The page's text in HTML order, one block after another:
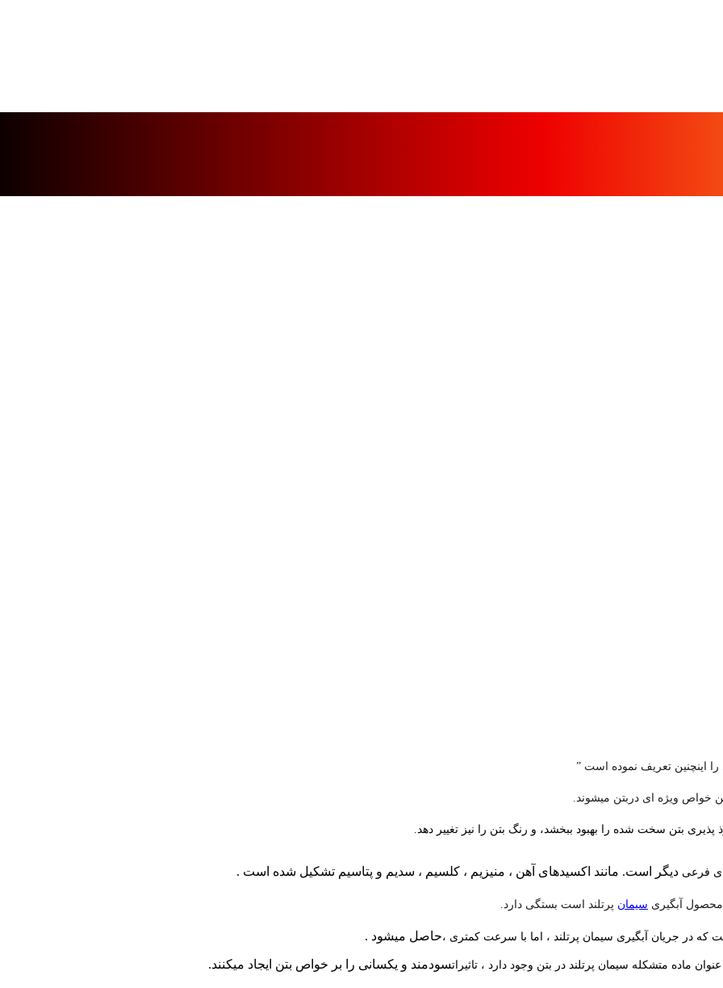
را اینچنین تعریف نموده است ”
خواص ویژه ای دربتن میشوند.
پذیری بتن سخت شده را بهبود ببخشد، و رنگ بتن را نیز تغییر دهد.
فرعی دیگر است. مانند اکسیدهای آهن ، منیزیم ، کلسیم ، سدیم و پتاسیم تشکیل شده است .
محصول آبگیری سیمان پرتلند است بستگی دارد.
که در جریان آبگیری سیمان پرتلند ، اما با سرعت کمتری ،حاصل میشود .
ماده متشکله سیمان پرتلند در بتن وجود دارد ، تاثیراتسودمند و یکسانی را بر خواص بتن ایجاد میکنند.